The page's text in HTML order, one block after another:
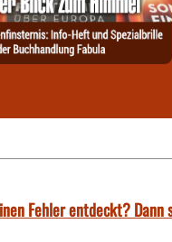
Fehler entdeckt? Dann